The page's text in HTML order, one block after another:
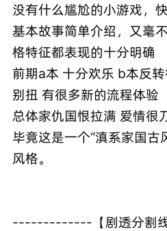
没有什么尴尬的小游戏，
基本故事简单介绍，又毫
格特征都表现的十分明确
前期a本 十分欢乐 b本反
别扭 有很多新的流程体验
总体家仇国恨拉满 爱情很
毕竟这是一个“滇系家国古
风格。
-------------【剧透分